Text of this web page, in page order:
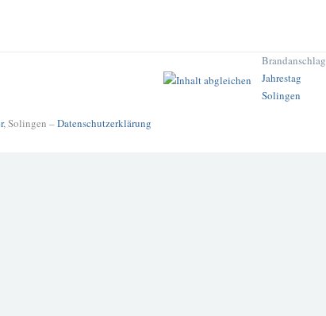
Brandanschlag
Jahrestag
Solingen
, Solingen –Datenschutzerklärung